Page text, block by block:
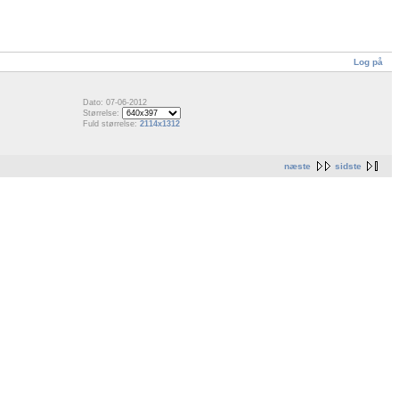
Log på
Dato: 07-06-2012
Størrelse:
Fuld størrelse: 2114x1312
næste sidste